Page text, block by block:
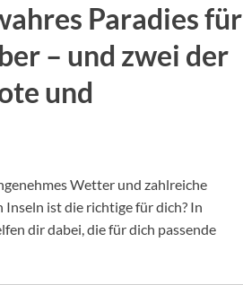
Paradies für
– und zwei der
und
Wetter und zahlreiche
ist die richtige für dich? In
dir dabei, die für dich passende